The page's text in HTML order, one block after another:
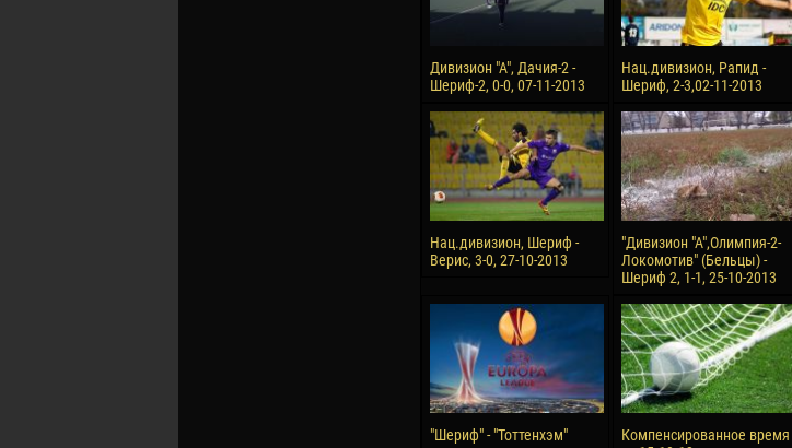
Дивизион "А", Дачия-2 -
Шериф-2, 0-0, 07-11-2013
Нац.дивизион, Рапид -
Шериф, 2-3,02-11-2013
Нац.дивизион, Шериф -
Верис, 3-0, 27-10-2013
"Дивизион "А",Олимпия-2-
Локомотив" (Бельцы) -
Шериф 2, 1-1, 25-10-2013
"Шериф" - "Тоттенхэм"
Компенсированное время